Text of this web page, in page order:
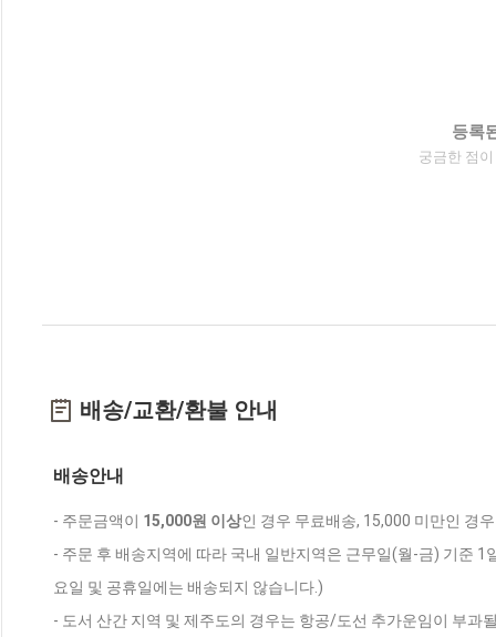
등록
궁금한 점
배송/교환/환불 안내
배송안내
- 주문금액이 15,000원 이상인 경우 무료배송, 15,000 미만인 경
- 주문 후 배송지역에 따라 국내 일반지역은 근무일(월-금) 기준
요일 및 공휴일에는 배송되지 않습니다.)
- 도서 산간 지역 및 제주도의 경우는 항공/도선 추가운임이 부과